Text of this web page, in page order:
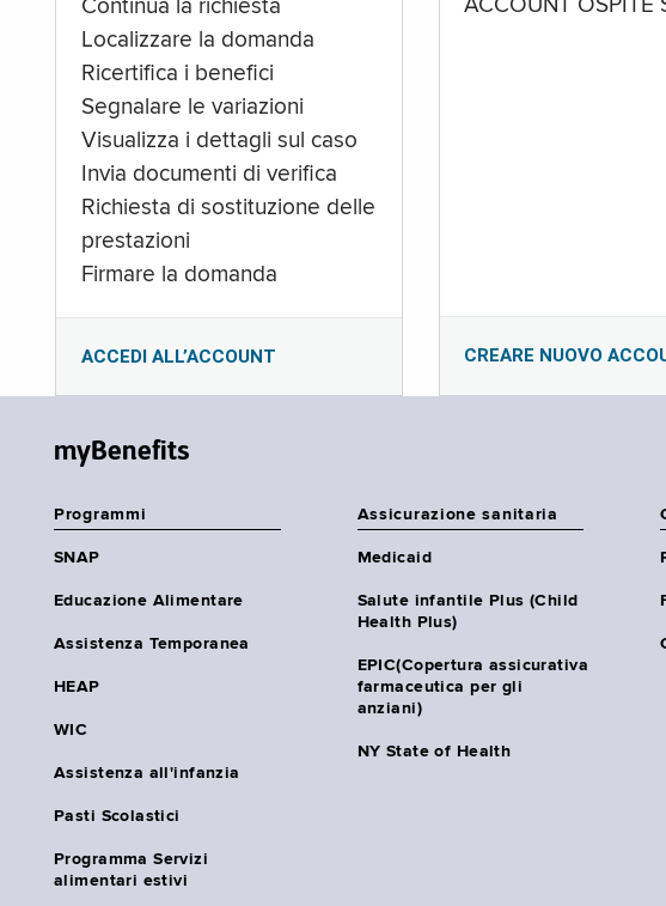
Continua la richiesta
Localizzare la domanda
Ricertifica i benefici
Segnalare le variazioni
Visualizza i dettagli sul caso
Invia documenti di verifica
Richiesta di sostituzione delle
prestazioni
Firmare la domanda
ACCEDI ALL’ACCOUNT
ACCOUNT OSPITE
CREARE NUOVO
myBenefits
Programmi
SNAP
Educazione Alimentare
Assistenza Temporanea
HEAP
WIC
Assistenza all'infanzia
Pasti Scolastici
Programma Servizi
alimentari estivi
Assicurazione sanitaria
Medicaid
Salute infantile Plus (Child
Health Plus)
EPIC(Copertura assicurativa
farmaceutica per gli
anziani)
NY State of Health